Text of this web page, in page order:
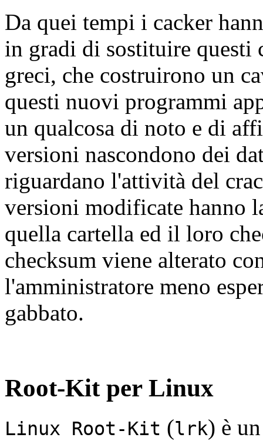
Da quei tempi i cacker
in gradi di sostituire questi
greci, che costruirono un
questi nuovi programmi
un qualcosa di noto e di
versioni nascondono dei
riguardano l'attività del
versioni modificate hanno
quella cartella ed il loro
checksum viene alterato
l'amministratore meno
gabbato.
Root-Kit per Linux
Linux Root-Kit (lrk) è